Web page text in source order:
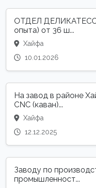
ОТДЕЛ
опыта) от 36 ш...
Хайфа
10.01.2026
На завод в районе
CNC (каван)...
Хайфа
12.12.2025
Заводу по
промышленност...